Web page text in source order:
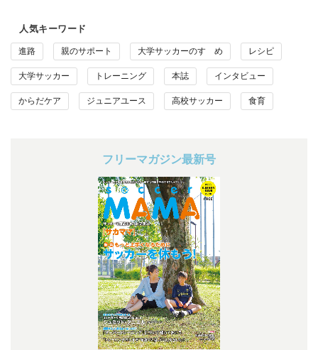
人気キーワード
進路 親のサポート 大学サッカーのすゝめ レシピ
大学サッカー トレーニング 本誌 インタビュー
からだケア ジュニアユース 高校サッカー 食育
フリーマガジン最新号